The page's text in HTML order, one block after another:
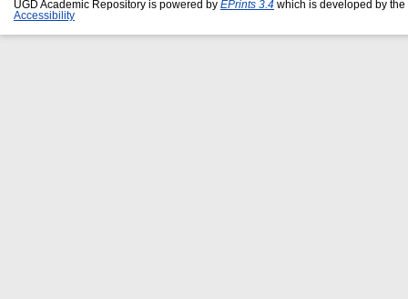
UGD Academic Repository is powered by EPrints 3.4 which is developed by the
Accessibility